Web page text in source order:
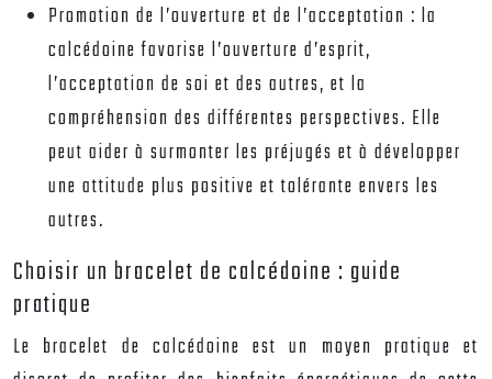
Promotion de l’ouverture et de l’acceptation : la
calcédoine favorise l’ouverture d’esprit,
l’acceptation de soi et des autres, et la
compréhension des différentes perspectives. Elle
peut aider à surmonter les préjugés et à développer
une attitude plus positive et tolérante envers les
autres.
Choisir un bracelet de calcédoine : guide
pratique
Le bracelet de calcédoine est un moyen pratique et